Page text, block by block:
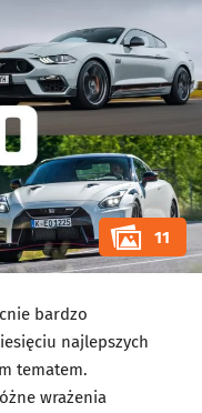
11
bardzo
najlepszych
tematem.
wrażenia